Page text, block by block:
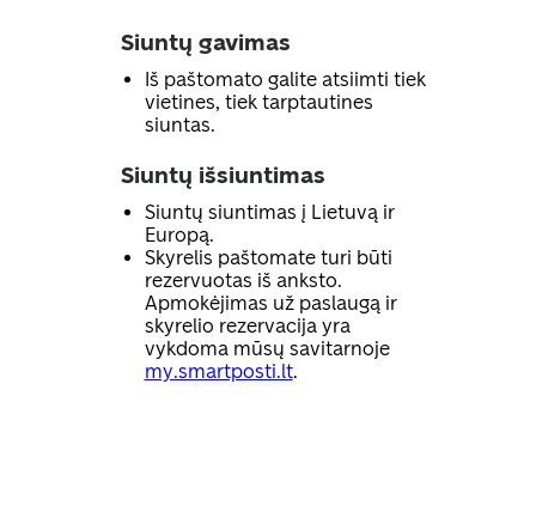
Siuntų gavimas
Iš paštomato galite atsiimti tiek
vietines, tiek tarptautines
siuntas.
Siuntų išsiuntimas
Siuntų siuntimas į Lietuvą ir
Europą.
Skyrelis paštomate turi būti
rezervuotas iš anksto.
Apmokėjimas už paslaugą ir
skyrelio rezervacija yra
vykdoma mūsų savitarnoje
my.smartposti.lt.